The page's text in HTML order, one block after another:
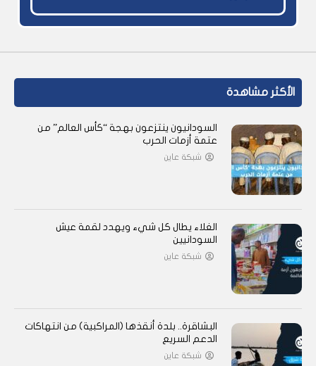
الأكثر مشاهدة
السودانيون ينتزعون بهجة “كأس العالم” من
عتمة أزمات الحرب
شبكة عاين
الغلاء يطال كل شيء ويهدد لقمة عيش
السودانيين
شبكة عاين
البشاقرة.. بلدة أنقذها (المراكبية) من انتهاكات
الدعم السريع
شبكة عاين